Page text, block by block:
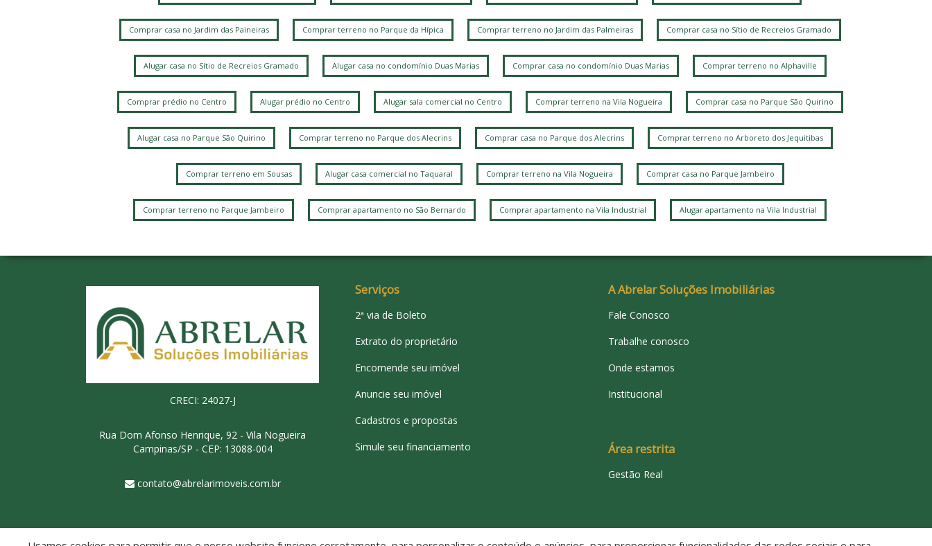
Comprar casa no Jardim das Paineiras Comprar terreno no Parque da Hípica Comprar terreno no Jardim das Palmeiras Comprar casa no Sítio de Recreios Gramado
Alugar casa no Sítio de Recreios Gramado Alugar casa no condomínio Duas Marias Comprar casa no condomínio Duas Marias Comprar terreno no Alphaville
Comprar prédio no Centro Alugar prédio no Centro Alugar sala comercial no Centro Comprar terreno na Vila Nogueira Comprar casa no Parque São Quirino
Alugar casa no Parque São Quirino Comprar terreno no Parque dos Alecrins Comprar casa no Parque dos Alecrins Comprar terreno no Arboreto dos Jequitibas
Comprar terreno em Sousas Alugar casa comercial no Taquaral Comprar terreno na Vila Nogueira Comprar casa no Parque Jambeiro
Comprar terreno no Parque Jambeiro Comprar apartamento no São Bernardo Comprar apartamento na Vila Industrial Alugar apartamento na Vila Industrial
CRECI: 24027-J
Rua Dom Afonso Henrique, 92 - Vila Nogueira
Campinas/SP - CEP: 13088-004
contato@abrelarimoveis.com.br
Serviços
2ª via de Boleto
Extrato do proprietário
Encomende seu imóvel
Anuncie seu imóvel
Cadastros e propostas
Simule seu financiamento
A Abrelar Soluções Imobiliárias
Fale Conosco
Trabalhe conosco
Onde estamos
Institucional
Área restrita
Gestão Real